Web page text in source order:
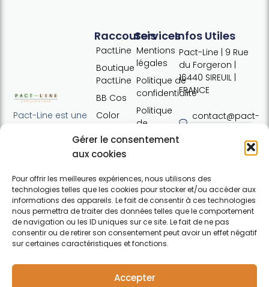
Gérer le consentement
aux cookies
Pour offrir les meilleures expériences, nous utilisons des
technologies telles que les cookies pour stocker et/ou accéder aux
informations des appareils. Le fait de consentir à ces technologies
nous permettra de traiter des données telles que le comportement
de navigation ou les ID uniques sur ce site. Le fait de ne pas
consentir ou de retirer son consentement peut avoir un effet négatif
sur certaines caractéristiques et fonctions.
Accepter
Pact-Line est une
proposant des
capillaires de
haute qualité et
soucieux du
respect de
l'environnement.
Pour particuliers et
F
Services
Mentions
légales
Politique de
confidentialité
Politique
de
cookies
de vente
Contact
Raccourcis
PactLine
Boutique
PactLine
BB Cos
Color
Pure
Elements
Infos Utiles
Pact-Line | 9 Rue
du Forgeron |
16440 SIREUIL |
FRANCE
contact@pact-
Tel : +33 (0)7
Horaires:
Lundi · 13h30 ·
17h30 | Mardi,
mercredi,
jeudi : 09h30 ·
12h30 / 13h30 ·
Vendredi :